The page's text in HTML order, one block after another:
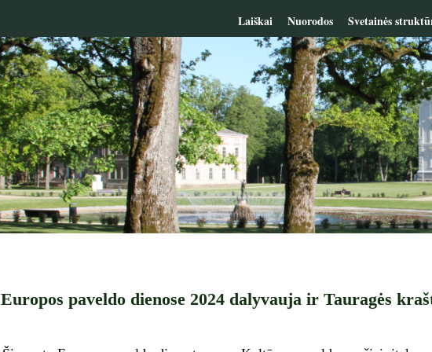
Laiškai Nuorodos Svetainės
Europos paveldo dienose 2024 dalyvauja ir Tauragės